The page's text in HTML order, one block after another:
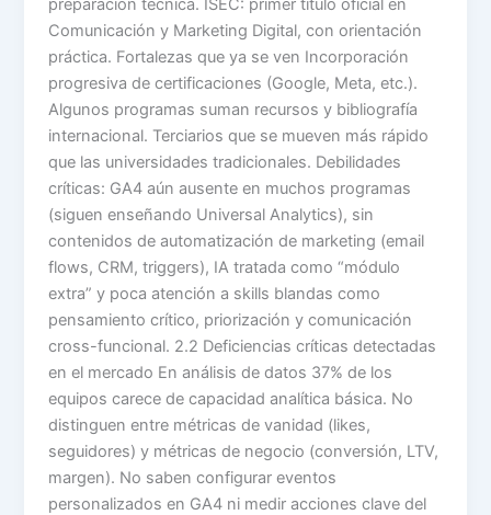
Comunicación y Marketing Digital, con orientación
práctica. Fortalezas que ya se ven Incorporación
progresiva de certificaciones (Google, Meta, etc.).
Algunos programas suman recursos y bibliografía
internacional. Terciarios que se mueven más rápido
que las universidades tradicionales. Debilidades
críticas: GA4 aún ausente en muchos programas
(siguen enseñando Universal Analytics), sin
contenidos de automatización de marketing (email
flows, CRM, triggers), IA tratada como “módulo
extra” y poca atención a skills blandas como
pensamiento crítico, priorización y comunicación
cross-funcional. 2.2 Deficiencias críticas detectadas
en el mercado En análisis de datos 37% de los
equipos carece de capacidad analítica básica. No
distinguen entre métricas de vanidad (likes,
seguidores) y métricas de negocio (conversión, LTV,
margen). No saben configurar eventos
personalizados en GA4 ni medir acciones clave del